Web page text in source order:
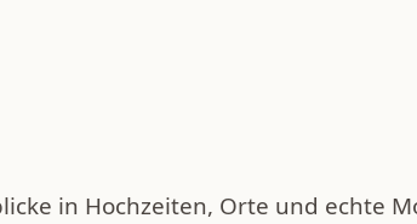
in Hochzeiten, Orte und echte